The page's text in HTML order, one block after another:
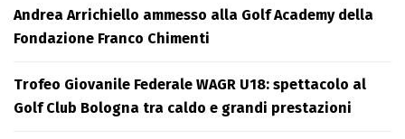
Andrea Arrichiello ammesso alla Golf Academy della
Fondazione Franco Chimenti
Trofeo Giovanile Federale WAGR U18: spettacolo al
Golf Club Bologna tra caldo e grandi prestazioni